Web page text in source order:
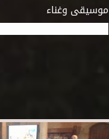
موسيقى وغناء